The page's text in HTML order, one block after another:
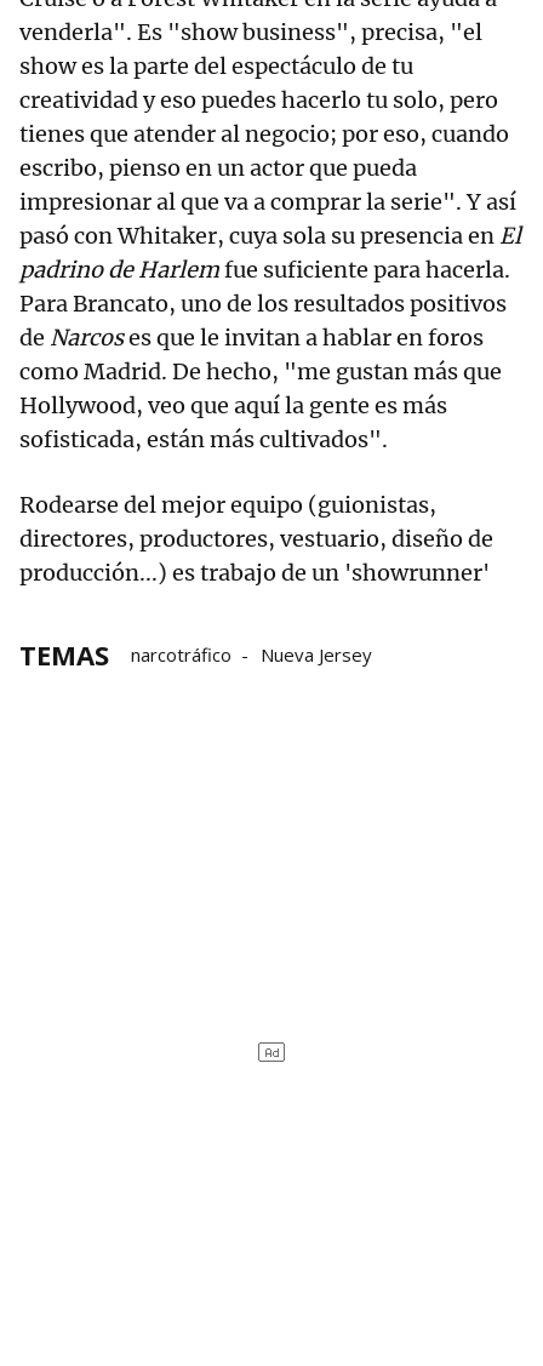
venderla". Es "show business", precisa, "el
show es la parte del espectáculo de tu
creatividad y eso puedes hacerlo tu solo, pero
tienes que atender al negocio; por eso, cuando
escribo, pienso en un actor que pueda
impresionar al que va a comprar la serie". Y así
pasó con Whitaker, cuya sola su presencia en El
padrino de Harlemfue suficiente para hacerla.
Para Brancato, uno de los resultados positivos
de Narcoses que le invitan a hablar en foros
como Madrid. De hecho, "me gustan más que
Hollywood, veo que aquí la gente es más
sofisticada, están más cultivados".
Rodearse del mejor equipo (guionistas,
directores, productores, vestuario, diseño de
producción...) es trabajo de un 'showrunner'
TEMAS narcotráfico Nueva Jersey